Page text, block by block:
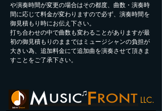
や演奏時間が変更の場合はその都度、曲数・演奏時
間に応じて料金が変わりますので必ず、演奏時間を
御見積もり時にお伝え下さい。
打ち合わせの中で曲数も変わることがありますが最
初の御見積もりのままではミュージシャンの負担が
大きい為、追加料金にて追加曲を演奏させて頂きま
すことをご了承下さい。
LLC.